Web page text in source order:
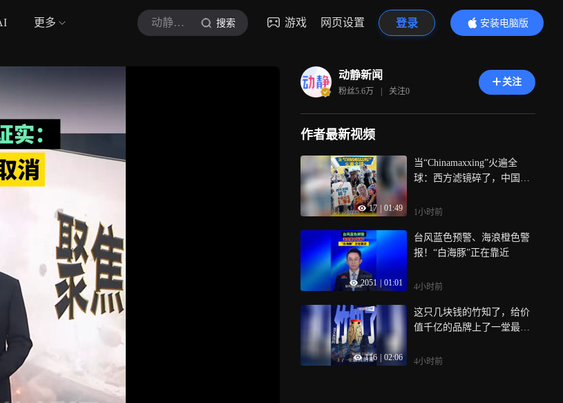
更多 动静新闻 搜索 游戏 网页设置 登录
安装电脑版
内容更精彩
动静新闻
粉丝5.6万 | 关注0
关注
作者最新视频
17 01:49
当“Chinamaxxing”火遍全
球：西方滤镜碎了，中国日
1小时前
2051 | 01:01
台风蓝色预警、海浪橙色警
报！“白海豚”正在靠近
4小时前
116 02:06
这只几块钱的竹知了，给价
值千亿的品牌上了一堂最贵
4小时前